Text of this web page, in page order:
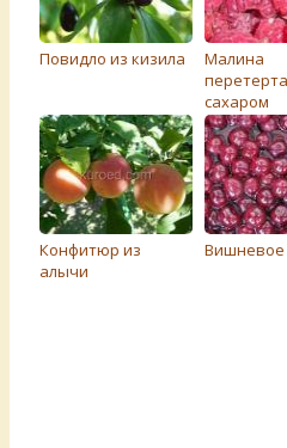
Повидло из кизила
Малина
сахаром
Конфитюр из
алычи
Вишневое